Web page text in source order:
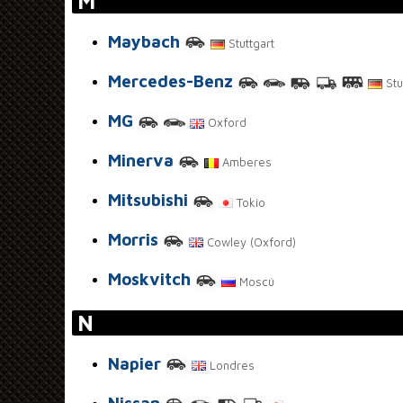
Maybach Stuttgart
Mercedes-Benz
MG Oxford
Minerva Amberes
Mitsubishi Tokio
Morris Cowley (Oxford)
Moskvitch Moscú
N
Napier Londres